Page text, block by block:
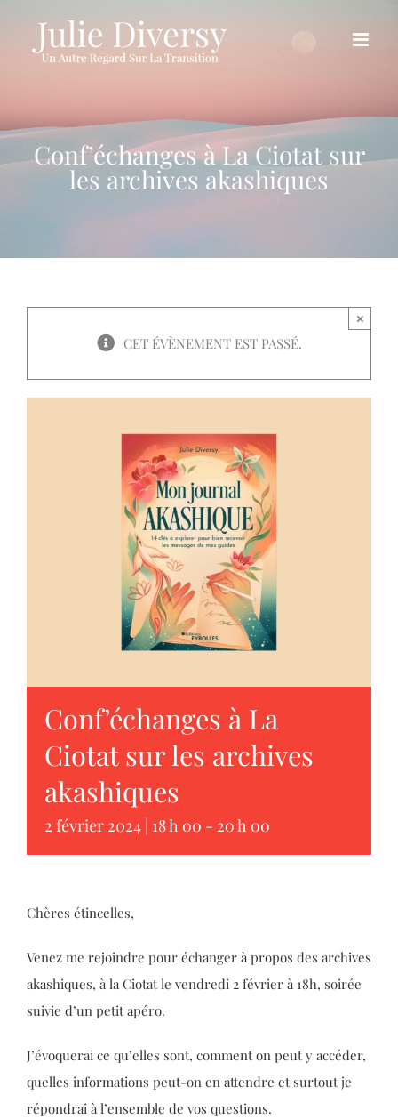
contenu
Conf’échanges à La Ciotat sur
les archives akashiques
CET ÉVÈNEMENT EST PASSÉ.
×
Conf’échanges à La
Ciotat sur les archives
akashiques
2 février 2024 | 18 h 00 - 20 h 00
Chères étincelles,
Venez me rejoindre pour échanger à propos des archives
akashiques, à la Ciotat le vendredi 2 février à 18h, soirée
suivie d’un petit apéro.
J’évoquerai ce qu’elles sont, comment on peut y accéder,
quelles informations peut-on en attendre et surtout je
répondrai à l’ensemble de vos questions.